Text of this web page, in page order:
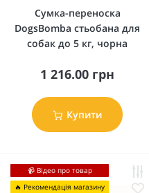
Сумка-переноска
DogsBomba стьобана для
собак до 5 кг, чорна
1 216.00 грн
Купити
📹 Відео про товар
🔥 Рекомендація магазину